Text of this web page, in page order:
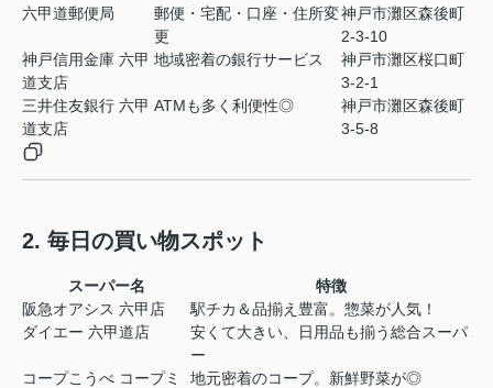
六甲道郵便局
郵便・宅配・口座・住所変
更
神戸市灘区森後町
2-3-10
神戸信用金庫 六甲
道支店
地域密着の銀行サービス
神戸市灘区桜口町
3-2-1
三井住友銀行 六甲
道支店
ATMも多く利便性◎
神戸市灘区森後町
3-5-8
2. 毎日の買い物スポット
スーパー名
特徴
阪急オアシス 六甲店
駅チカ＆品揃え豊富。惣菜が人気！
ダイエー 六甲道店
安くて大きい、日用品も揃う総合スーパ
ー
コープこうべ コープミ
地元密着のコープ。新鮮野菜が◎